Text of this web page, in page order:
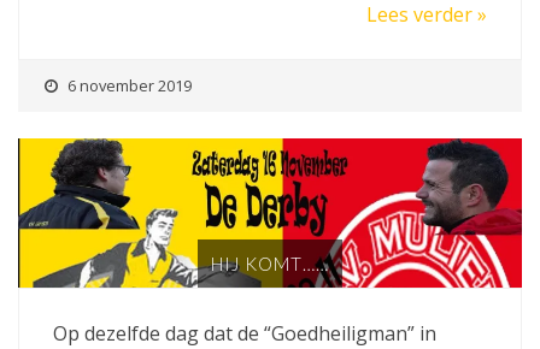
Lees verder »
6 november 2019
HIJ KOMT……
Op dezelfde dag dat de “Goedheiligman” in